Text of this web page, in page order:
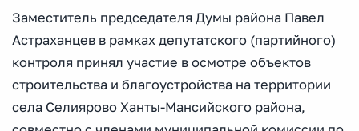
Заместитель председателя Думы района Павел
Астраханцев в рамках депутатского (партийного)
контроля принял участие в осмотре объектов
строительства и благоустройства на территории
села Селиярово Ханты-Мансийского района,